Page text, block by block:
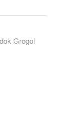
Grogol